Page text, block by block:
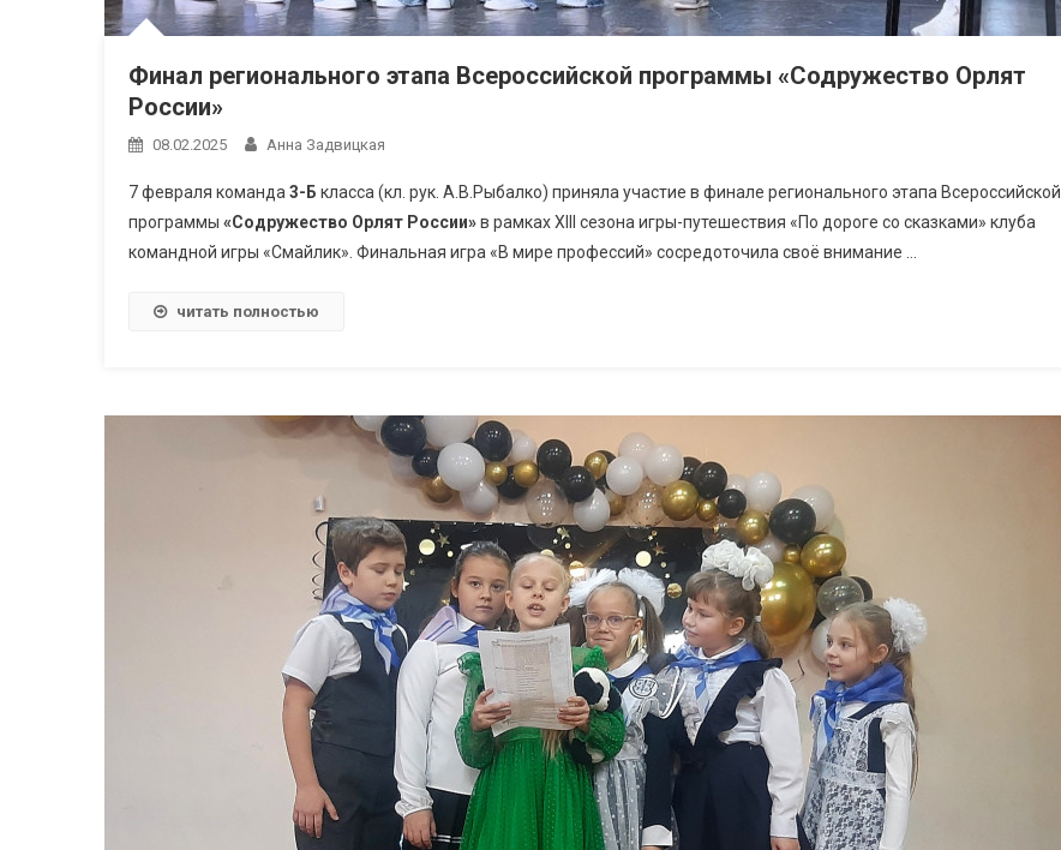
Финал регионального этапа Всероссийской программы «Содружество Орлят
России»
08.02.2025 Анна Задвицкая
7 февраля команда 3-Б класса (кл. рук. А.В.Рыбалко) приняла участие в финале регионального этапа Всероссийской
программы «Содружество Орлят России»в рамках XIII сезона игры-путешествия «По дороге со сказками» клуба
командной игры «Смайлик». Финальная игра «В мире профессий» сосредоточила своё внимание …
читать полностью